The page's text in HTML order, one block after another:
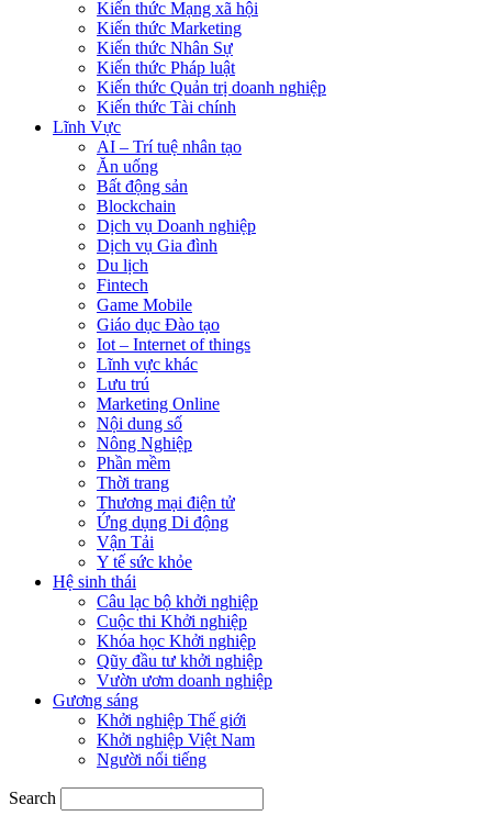
Kiến thức Mạng xã hội
Kiến thức Marketing
Kiến thức Nhân Sự
Kiến thức Pháp luật
Kiến thức Quản trị doanh nghiệp
Kiến thức Tài chính
Lĩnh Vực
AI – Trí tuệ nhân tạo
Ăn uống
Bất động sản
Blockchain
Dịch vụ Doanh nghiệp
Dịch vụ Gia đình
Du lịch
Fintech
Game Mobile
Giáo dục Đào tạo
Iot – Internet of things
Lĩnh vực khác
Lưu trú
Marketing Online
Nội dung số
Nông Nghiệp
Phần mềm
Thời trang
Thương mại điện tử
Ứng dụng Di động
Vận Tải
Y tế sức khỏe
Hệ sinh thái
Câu lạc bộ khởi nghiệp
Cuộc thi Khởi nghiệp
Khóa học Khởi nghiệp
Qũy đầu tư khởi nghiệp
Vườn ươm doanh nghiệp
Gương sáng
Khởi nghiệp Thế giới
Khởi nghiệp Việt Nam
Người nổi tiếng
Search